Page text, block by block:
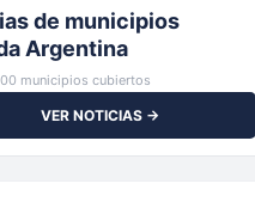
de municipios
Argentina
municipios cubiertos
VER NOTICIAS →